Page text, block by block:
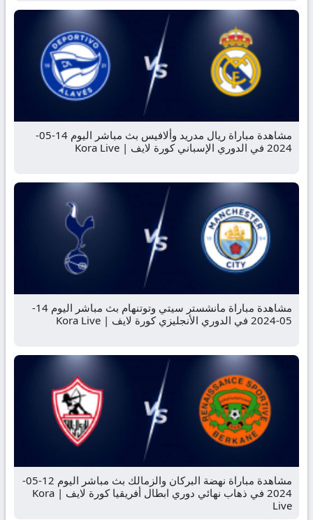
مشاهدة مباراة ريال مدريد وألافيس بث مباشر اليوم 14-05-
2024 في الدوري الإسباني كورة لايف | Kora Live
مشاهدة مباراة مانشستر سيتي وتوتنهام بث مباشر اليوم 14-
05-2024 في الدوري الأنجليزي كورة لايف | Kora Live
مشاهدة مباراة نهضة البركان والزمالك بث مباشر اليوم 12-05-
2024 في ذهاب نهائي دوري ابطال أفريقيا كورة لايف | Kora
Live